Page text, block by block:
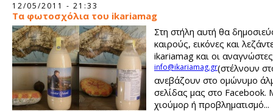
12/05/2011 - 21:33
Τα φωτοσχόλια του ikariamag
Στη στήλη αυτή θα
καιρούς, εικόνες και
ikariamag και οι
(στέλνουν
info@ikariamag.gr
ανεβάζουν στο ομώνυμο
σελίδας μας στο Facebook.
χιούμορ ή προβληματισμό...